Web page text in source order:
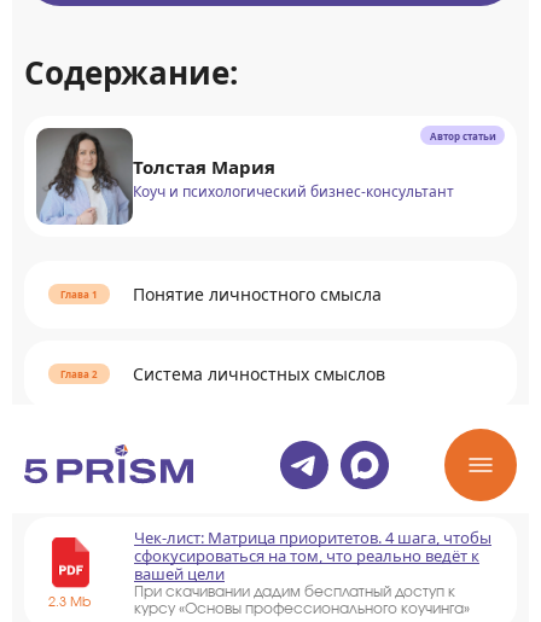
Содержание:
Автор статьи
Толстая Мария
Коуч и психологический бизнес-консультант
Понятие личностного смысла
Система личностных смыслов
Раскрыть содержание
2.3 Mb
Чек-лист: Матрица приоритетов. 4 шага, чтобы
сфокусироваться на том, что реально ведёт к
вашей цели
При скачивании дадим бесплатный доступ к
курсу «Основы профессионального коучинга»